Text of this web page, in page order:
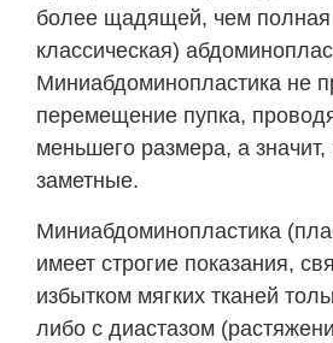
более щадящей, чем
классическая)
Миниабдоминопластика не
перемещение пупка,
меньшего размера, а
заметные.
Миниабдоминопластика
имеет строгие показания,
избытком мягких тканей
либо с диастазом